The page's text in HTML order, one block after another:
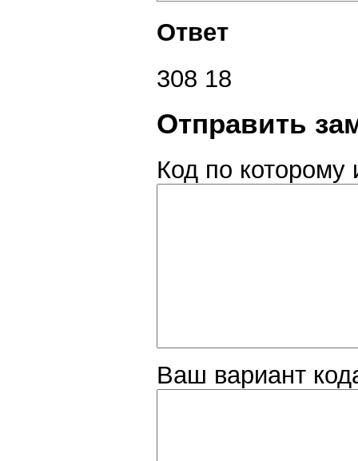
Ответ
308 18
Отправить
Код по которому
Ваш вариант